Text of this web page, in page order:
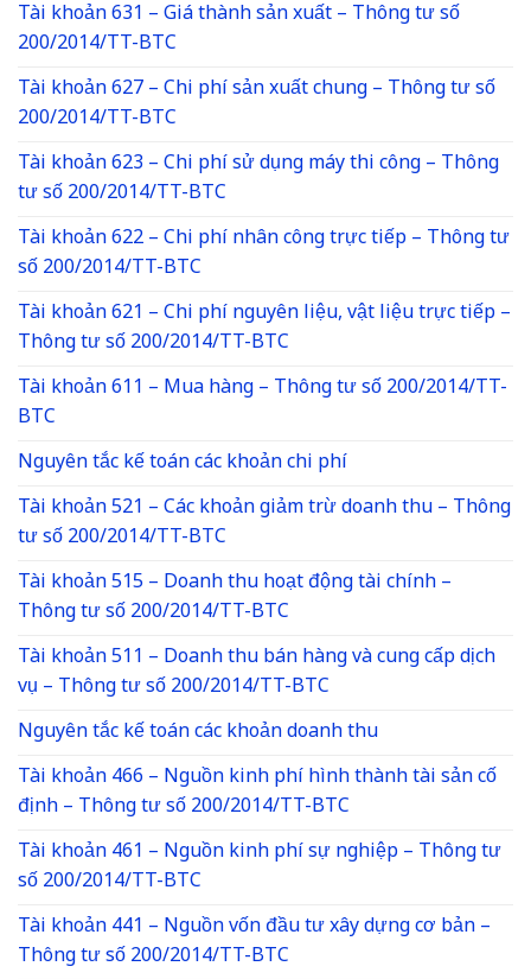
Tài khoản 631 – Giá thành sản xuất – Thông tư số
200/2014/TT-BTC
Tài khoản 627 – Chi phí sản xuất chung – Thông tư số
200/2014/TT-BTC
Tài khoản 623 – Chi phí sử dụng máy thi công – Thông
tư số 200/2014/TT-BTC
Tài khoản 622 – Chi phí nhân công trực tiếp – Thông tư
số 200/2014/TT-BTC
Tài khoản 621 – Chi phí nguyên liệu, vật liệu trực tiếp –
Thông tư số 200/2014/TT-BTC
Tài khoản 611 – Mua hàng – Thông tư số 200/2014/TT-
BTC
Nguyên tắc kế toán các khoản chi phí
Tài khoản 521 – Các khoản giảm trừ doanh thu – Thông
tư số 200/2014/TT-BTC
Tài khoản 515 – Doanh thu hoạt động tài chính –
Thông tư số 200/2014/TT-BTC
Tài khoản 511 – Doanh thu bán hàng và cung cấp dịch
vụ – Thông tư số 200/2014/TT-BTC
Nguyên tắc kế toán các khoản doanh thu
Tài khoản 466 – Nguồn kinh phí hình thành tài sản cố
định – Thông tư số 200/2014/TT-BTC
Tài khoản 461 – Nguồn kinh phí sự nghiệp – Thông tư
số 200/2014/TT-BTC
Tài khoản 441 – Nguồn vốn đầu tư xây dựng cơ bản –
Thông tư số 200/2014/TT-BTC